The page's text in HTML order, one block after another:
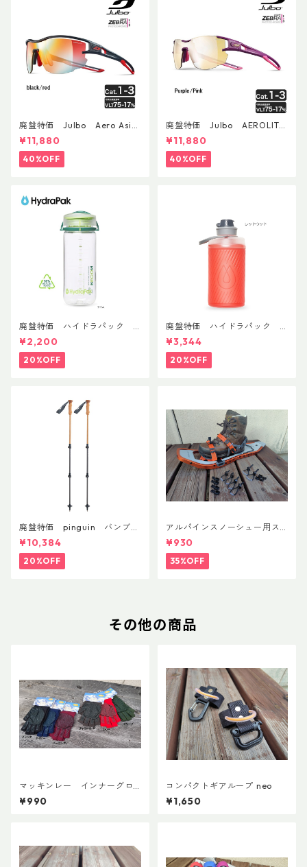
廃盤特価 Julbo Aero Asia
nFit
¥11,880
40%OFF
廃盤特価 Julbo AEROLITE
AsianFit
¥11,880
40%OFF
廃盤特価 ハイドラパック
リーコン ツイスト＆シップ 50
0ml
¥2,200
20%OFF
廃盤特価 ハイドラパック
フラックス 750ml
¥3,344
20%OFF
廃盤特価 pinguin バンブー
FLフォーム(ペア)
¥10,384
20%OFF
アルパインスノーシュー用ス
トラップキャッチ(ペア)
¥930
35%OFF
その他の商品
マッキンレー インナーグロ
ーブ ノンスリップショート
¥990
コンパクトギアループ neo
¥1,650